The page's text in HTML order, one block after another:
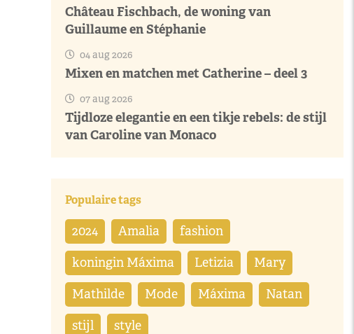
Château Fischbach, de woning van
Guillaume en Stéphanie
04 aug 2026
Mixen en matchen met Catherine – deel 3
07 aug 2026
Tijdloze elegantie en een tikje rebels: de stijl
van Caroline van Monaco
Populaire tags
2024 Amalia fashion
koningin Máxima Letizia Mary
Mathilde Mode Máxima Natan
stijl style